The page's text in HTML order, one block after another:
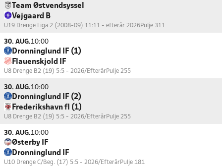
Team Østvendsyssel
Vejgaard B
U19 Drenge Liga 2 (2008-09) 11:11 - efterår 2026Pulje 311
30. AUG.10:00
Dronninglund IF (1)
Flauenskjold IF
U8 Drenge B2 (19) 5:5 - 2026/EfterårPulje 255
30. AUG.10:00
Dronninglund IF (2)
Frederikshavn fI (1)
U8 Drenge B2 (19) 5:5 - 2026/EfterårPulje 255
30. AUG.10:00
Østerby IF
Dronninglund IF
U10 Drenge C/Beg. (17) 5:5 - 2026/EfterårPulje 181